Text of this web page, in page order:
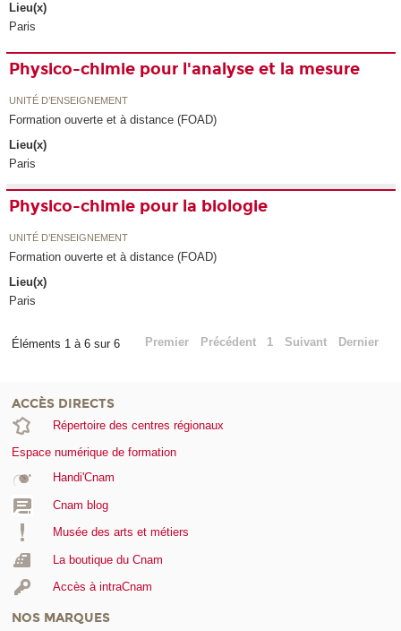
Lieu(x)
Paris
Physico-chimie pour l'analyse et la mesure
UNITÉ D’ENSEIGNEMENT
Formation ouverte et à distance (FOAD)
Lieu(x)
Paris
Physico-chimie pour la biologie
UNITÉ D’ENSEIGNEMENT
Formation ouverte et à distance (FOAD)
Lieu(x)
Paris
Éléments 1 à 6 sur 6 Premier Précédent 1 Suivant Dernier
ACCÈS DIRECTS
Répertoire des centres régionaux
Espace numérique de formation
Handi'Cnam
Cnam blog
Musée des arts et métiers
La boutique du Cnam
Accès à intraCnam
NOS MARQUES